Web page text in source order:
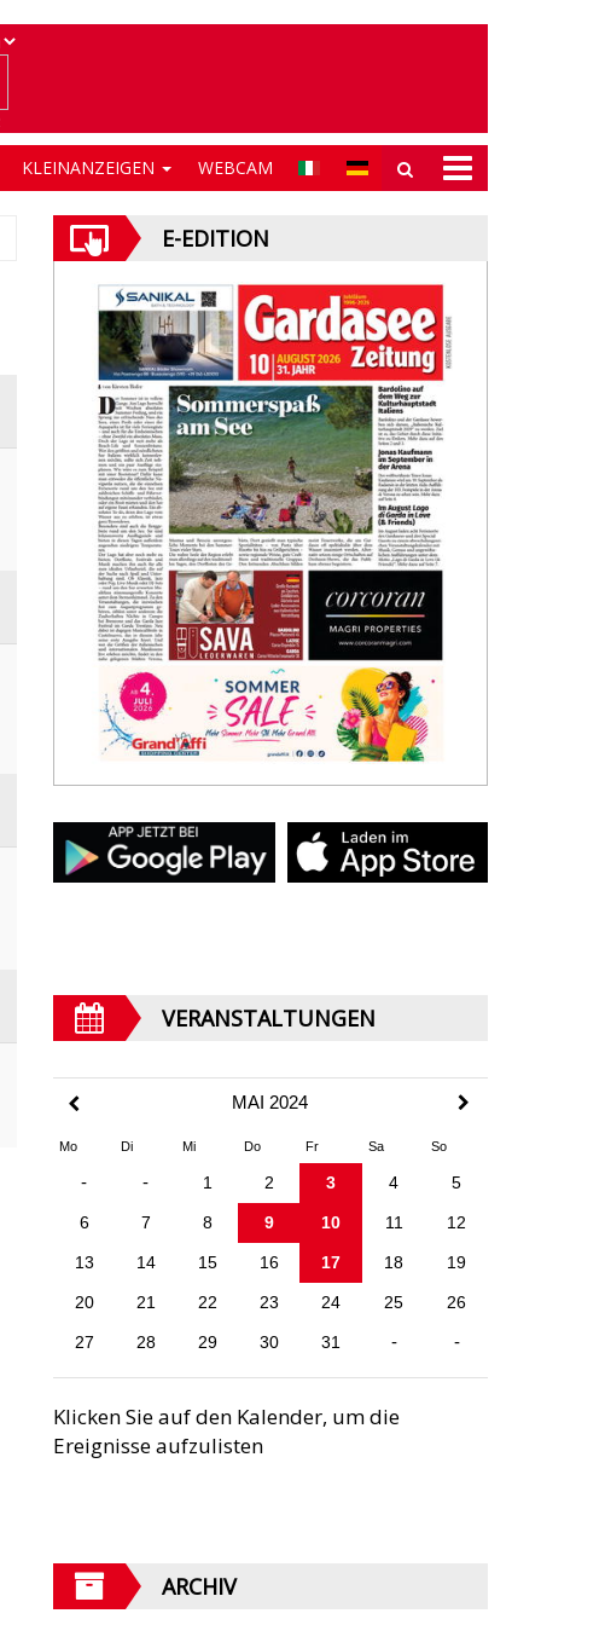
KLEINANZEIGEN WEBCAM
E-EDITION
VERANSTALTUNGEN
MAI 2024
Mo Di Mi Do Fr Sa So
- - 1 2 3 4 5
6 7 8 9 10 11 12
13 14 15 16 17 18 19
20 21 22 23 24 25 26
27 28 29 30 31 - -
Klicken Sie auf den Kalender, um die
Ereignisse aufzulisten
ARCHIV